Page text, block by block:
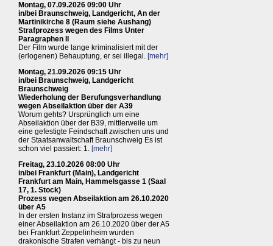
Montag, 07.09.2026 09:00 Uhr
in/bei Braunschweig, Landgericht, An der
Martinikirche 8 (Raum siehe Aushang)
Strafprozess wegen des Films Unter
Paragraphen II
Der Film wurde lange kriminalisiert mit der
(erlogenen) Behauptung, er sei illegal. [mehr]
Montag, 21.09.2026 09:15 Uhr
in/bei Braunschweig, Landgericht
Braunschweig
Wiederholung der Berufungsverhandlung
wegen Abseilaktion über der A39
Worum gehts? Ursprünglich um eine
Abseilaktion über der B39, mittlerweile um
eine gefestigte Feindschaft zwischen uns und
der Staatsanwaltschaft Braunschweig Es ist
schon viel passiert: 1. [mehr]
Freitag, 23.10.2026 08:00 Uhr
in/bei Frankfurt (Main), Landgericht
Frankfurt am Main, Hammelsgasse 1 (Saal
17, 1. Stock)
Prozess wegen Abseilaktion am 26.10.2020
über A5
In der ersten Instanz im Strafprozess wegen
einer Abseilaktion am 26.10.2020 über der A5
bei Frankfurt Zeppelinheim wurden
drakonische Strafen verhängt - bis zu neun